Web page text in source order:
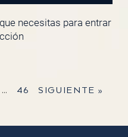
necesitas para entrar
… 46 SIGUIENTE »